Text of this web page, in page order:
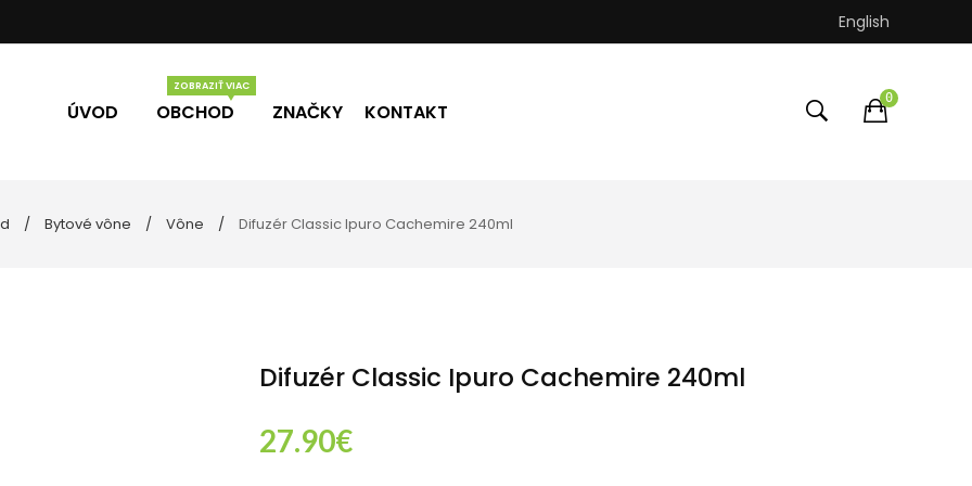
English
ÚVOD OBCHOD
Vône Darčekové poukážky
ZNAČKY KONTAKT
0
Bytové vône Vône Difuzér Classic Ipuro Cachemire 240ml
Difuzér Classic Ipuro Cachemire 240ml
27.90€